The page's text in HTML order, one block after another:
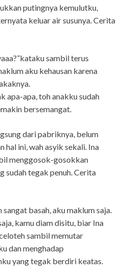
putingnya kemulutku,
keluar air susunya. Cerita
sambil terus
aku kehausan karena
apa-apa, toh anakku sudah
bersemangat.
dari pabriknya, belum
hal ini, wah asyik sekali. Ina
menggosok-gosokkan
sudah tegak penuh. Cerita
basah, aku maklum saja.
kamu diam disitu, biar Ina
sambil memutar
dan menghadap
yang tegak berdiri keatas.